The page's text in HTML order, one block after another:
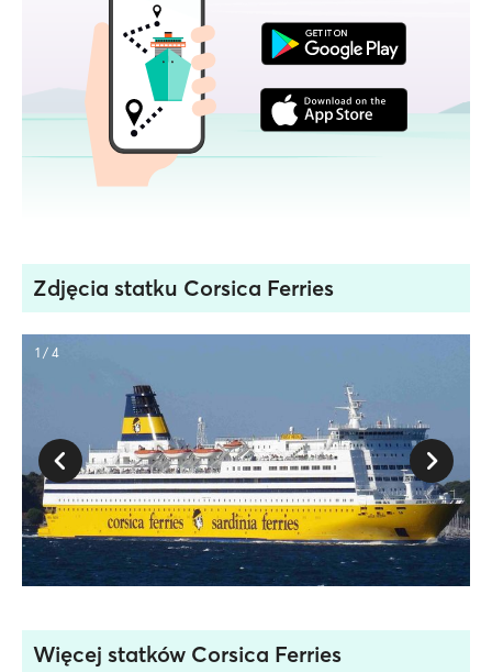
Zdjęcia statku Corsica Ferries
1 / 4
Więcej statków Corsica Ferries